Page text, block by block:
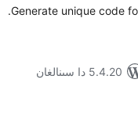
Generate unique code
5.4.20 دا سىنالغان